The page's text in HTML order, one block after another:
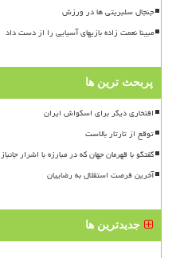
جنجال سلبریتی ها در ورزش
مبینا نعمت زاده بازیهای آسیایی را از دست داد
پربحث ترین ها
افتخاری دیگر برای اسکواش ایران
توقع از تارتار بالاست
گفتگو با قهرمان جهان که در مبارزه با اشرار
آخرین فرصت استقلال به رضاییان
جدیدترین ها